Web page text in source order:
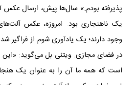
پذیرفته بودم.» سال‌ها پیش، ارسال عکس
یک ناهنجاری بود. امروزه، عکس
وجود دارند؛ یک یادآوری شوم از فراگیر
در فضای مجازی. ویتنی بل می‌گوید: «این
است که همه ما آن را به عنوان یک